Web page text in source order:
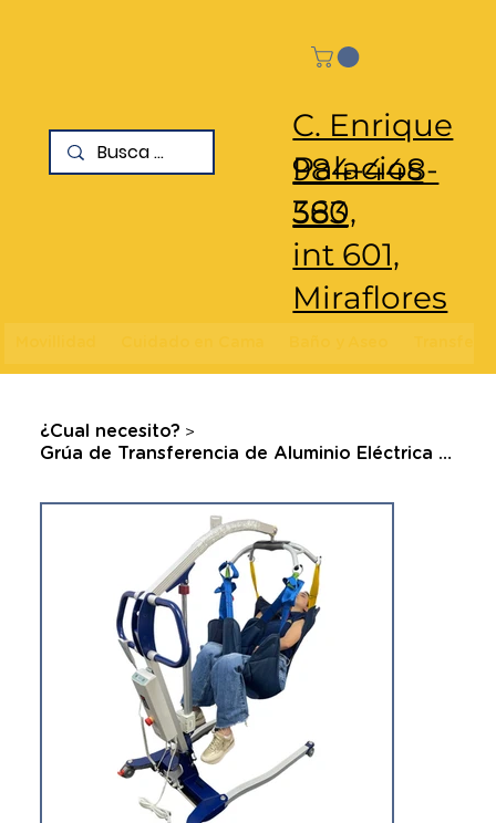
C. Enrique
Palacios
360,
int 601,
Miraflores
984-448-
583
¿Cual necesito? >
Grúa de Transferencia de Aluminio Eléctrica Plegable